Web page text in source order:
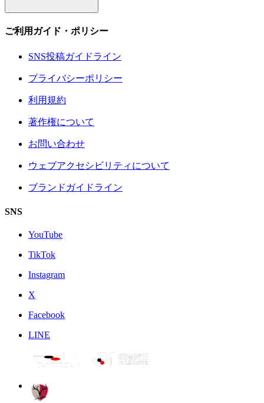
ご利用ガイド・ポリシー
SNS投稿ガイドライン
プライバシーポリシー
利用規約
著作権について
お問い合わせ
ウェブアクセシビリティについて
ブランドガイドライン
SNS
YouTube
TikTok
Instagram
X
Facebook
LINE